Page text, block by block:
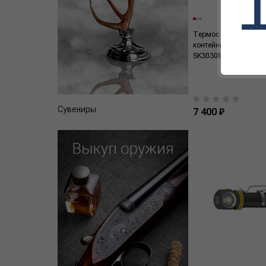
Сувениры
Термос из
контейнерами тм
SK3030MS 1,39L
7 400 ₽